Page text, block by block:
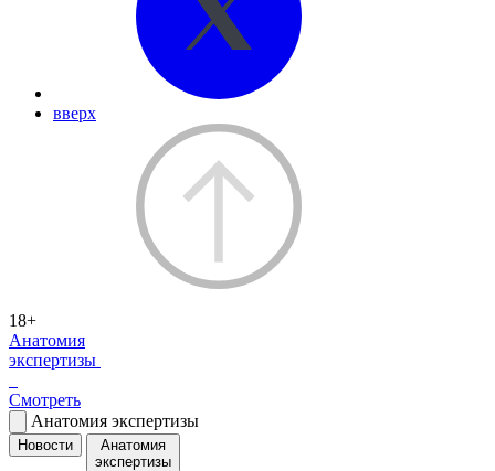
вверх
18+
Анатомия
экспертизы
Смотреть
Анатомия экспертизы
Новости
Анатомия
экспертизы